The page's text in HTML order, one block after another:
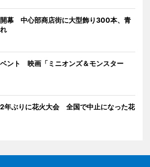
幕 中心部商店街に大型飾り300本、青
ント 映画「ミニオンズ＆モンスター
年ぶりに花火大会 全国で中止になった花